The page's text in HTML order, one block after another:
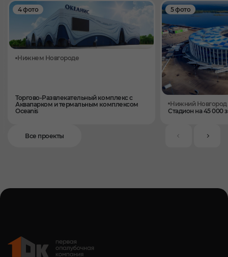
Все проекты
Нижнем Новгороде
Торгово-Развлекательный комплекс с
Аквапарком и термальным комплексом
Oceanis
4 фото
Нижний Новгород
Стадион на 45 000
5 фото